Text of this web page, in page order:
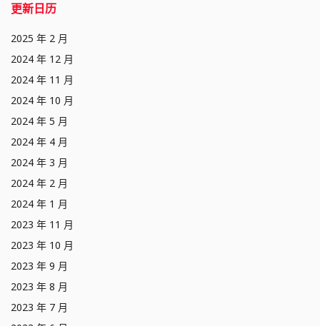
更新日历
2025 年 2 月
2024 年 12 月
2024 年 11 月
2024 年 10 月
2024 年 5 月
2024 年 4 月
2024 年 3 月
2024 年 2 月
2024 年 1 月
2023 年 11 月
2023 年 10 月
2023 年 9 月
2023 年 8 月
2023 年 7 月